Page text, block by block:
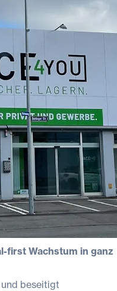
first Wachstum in ganz
beseitigt